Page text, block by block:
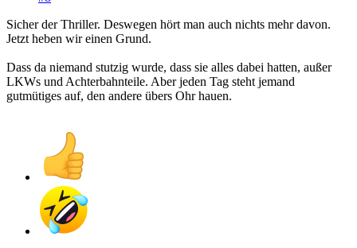
Sicher der Thriller. Deswegen hört man auch nichts mehr davon.
Jetzt heben wir einen Grund.
Dass da niemand stutzig wurde, dass sie alles dabei hatten, außer
LKWs und Achterbahnteile. Aber jeden Tag steht jemand
gutmütiges auf, den andere übers Ohr hauen.